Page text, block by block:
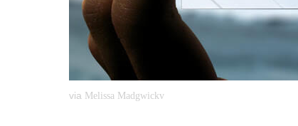
via Melissa Madgwickv